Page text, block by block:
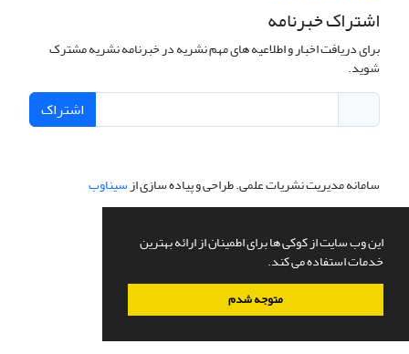
این وب سایت از کوکی ها برای اطمینان از ارائه بهترین
خدمات استفاده می کند.
متوجه شدم
اشتراک خبرنامه
برای دریافت اخبار و اطلاعیه های مهم نشریه در خبرنامه نشریه مشترک
شوید.
اشتراک
سامانه مدیریت نشریات علمی.طراحی و پیاده سازی ازسیناوب